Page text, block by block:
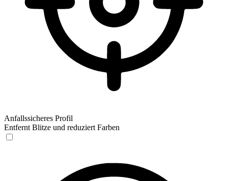
Anfallssicheres Profil
Entfernt Blitze und reduziert Farben